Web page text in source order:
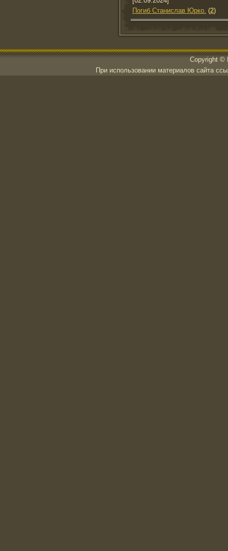
Погиб Станислав Юрко. (2)
Copyright ©
При использовании материалов сайта